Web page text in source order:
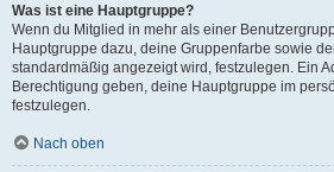
Was ist eine Hauptgruppe?
Wenn du Mitglied in mehr als einer
Hauptgruppe dazu, deine Gruppenfarbe sowie
standardmäßig angezeigt wird, festzulegen. Ein
Berechtigung geben, deine Hauptgruppe im
festzulegen.
Nach oben